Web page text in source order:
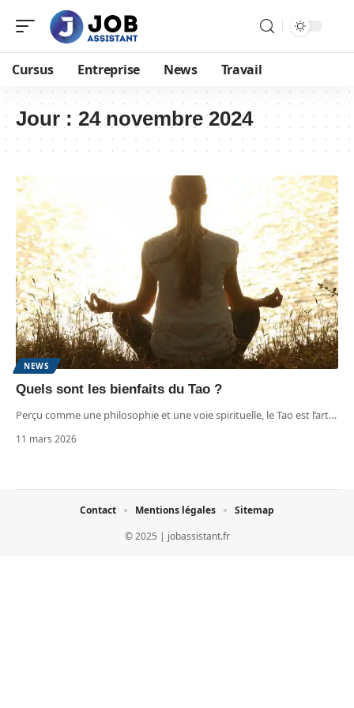
Cursus Entreprise News Travail
Jour :24 novembre 2024
NEWS
Quels sont les bienfaits du Tao ?
Perçu comme une philosophie et une voie spirituelle, le Tao est l’art…
11 mars 2026
© 2025 | jobassistant.fr
Contact Mentions légales Sitemap